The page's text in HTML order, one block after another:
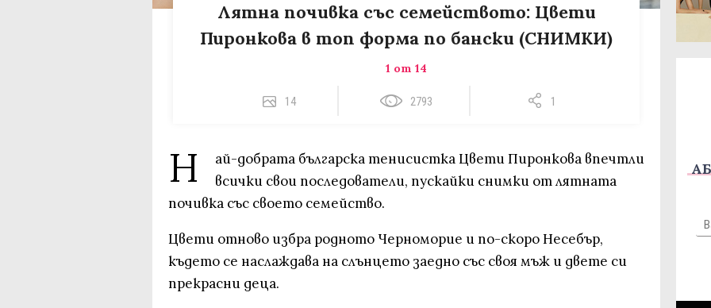
Лятна почивка със семейството: Цвети
Пиронкова в топ форма по бански (СНИМКИ)
1 от 14
14 2793 1
Н
ай-добрата българска тенисистка Цвети Пиронкова впечтли
всички свои последователи, пускайки снимки от лятната
почивка със своето семейство.
Цвети отново избра родното Черноморие и по-скоро Несебър,
където се наслаждава на слънцето заедно със своя мъж и двете си
прекрасни деца.